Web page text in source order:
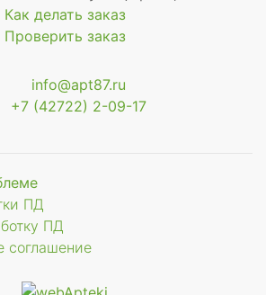
Как делать заказ
Проверить заказ
info@apt87.ru
+7 (42722) 2-09-17
ПД
ПД
соглашение